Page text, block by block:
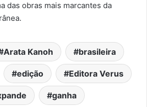
das obras mais marcantes da
Arata Kanoh brasileira
edição Editora Verus
ganha